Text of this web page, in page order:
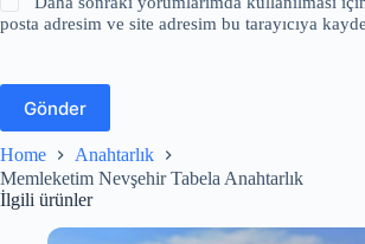
posta adresim ve site adresim bu tarayıcıya
Gönder
Home
Anahtarlık
Memleketim Nevşehir Tabela Anahtarlık
İlgili ürünler